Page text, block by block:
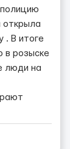
открыла
. В итоге
в розыске
люди на